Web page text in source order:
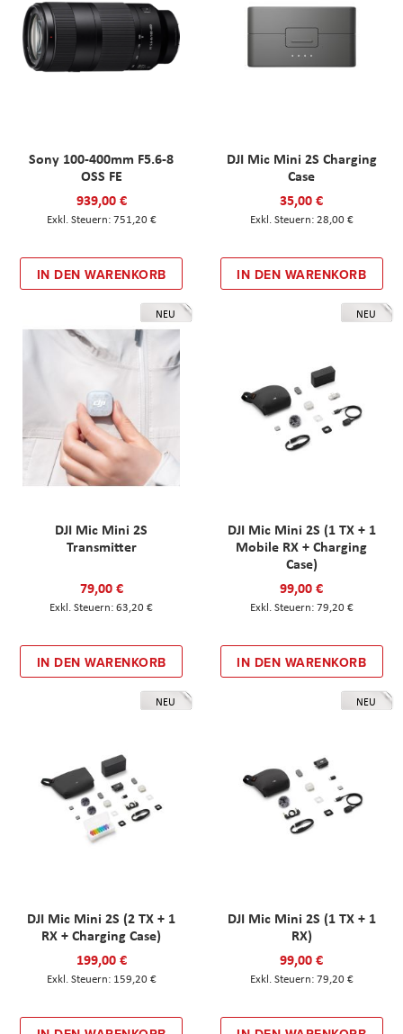
Sony 100-400mm F5.6-8
OSS FE
939,00 €
751,20 €
IN DEN WARENKORB
DJI Mic Mini 2S Charging
Case
35,00 €
28,00 €
IN DEN WARENKORB
NEU
DJI Mic Mini 2S
Transmitter
79,00 €
63,20 €
IN DEN WARENKORB
NEU
DJI Mic Mini 2S (1 TX + 1
Mobile RX + Charging
Case)
99,00 €
79,20 €
IN DEN WARENKORB
NEU
DJI Mic Mini 2S (2 TX + 1
RX + Charging Case)
199,00 €
159,20 €
NEU
DJI Mic Mini 2S (1 TX + 1
RX)
99,00 €
79,20 €